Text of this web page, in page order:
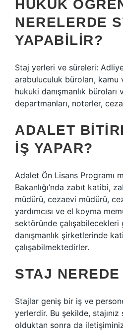
HUKUK
NERELERDE
YAPABILIR?
Staj yerleri ve süreleri:
arabuluculuk büroları, kamu
hukuki danışmanlık büroları
departmanları, noterler,
ADALET
IŞ YAPAR?
Adalet Ön Lisans Programı
Bakanlığı’nda zabıt katibi,
müdürü, cezaevi müdürü,
yardımcısı ve el koyma
sektöründe çalışabilecekleri
danışmanlık şirketlerinde
çalışabilmektedirler.
STAJ
Stajlar geniş bir iş ve
yerlerdir. Bu şekilde, stajınız
olduktan sonra da